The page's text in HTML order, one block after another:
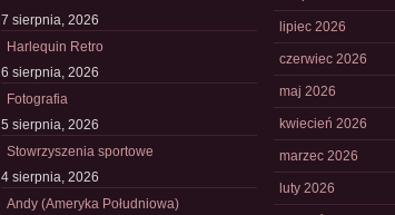
7 sierpnia, 2026
Harlequin Retro
6 sierpnia, 2026
Fotografia
5 sierpnia, 2026
Stowrzyszenia sportowe
4 sierpnia, 2026
Andy (Ameryka Południowa)
lipiec 2026
czerwiec 2026
maj 2026
kwiecień 2026
marzec 2026
luty 2026